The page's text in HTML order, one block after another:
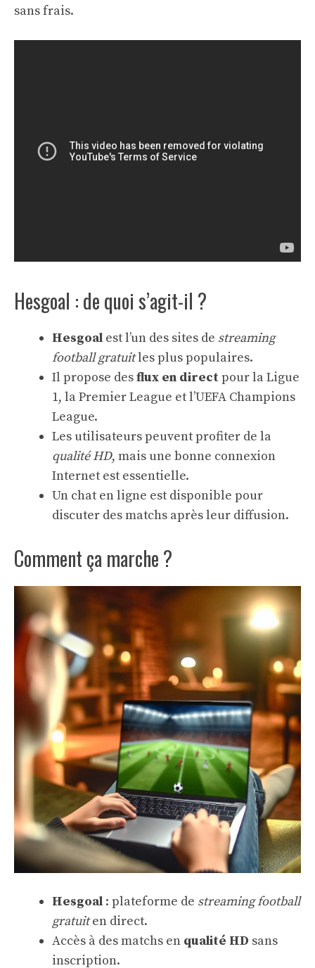
sans frais.
Hesgoal : de quoi s’agit-il ?
Hesgoal est l’un des sites de streaming
football gratuitles plus populaires.
Il propose desflux en direct pour la Ligue
1, la Premier League et l’UEFA Champions
League.
Les utilisateurs peuvent profiter de la
qualité HD, mais une bonne connexion
Internet est essentielle.
Un chat en ligne est disponible pour
discuter des matchs après leur diffusion.
Comment ça marche ?
Hesgoal : plateforme de streaming football
gratuiten direct.
Accès à des matchs en qualité HD sans
inscription.